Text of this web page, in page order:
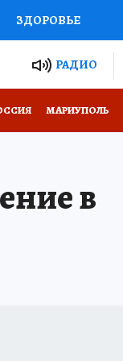
ЗДОРОВЬЕ
РОССИИРАДИО
МАРИУПОЛЬ
в